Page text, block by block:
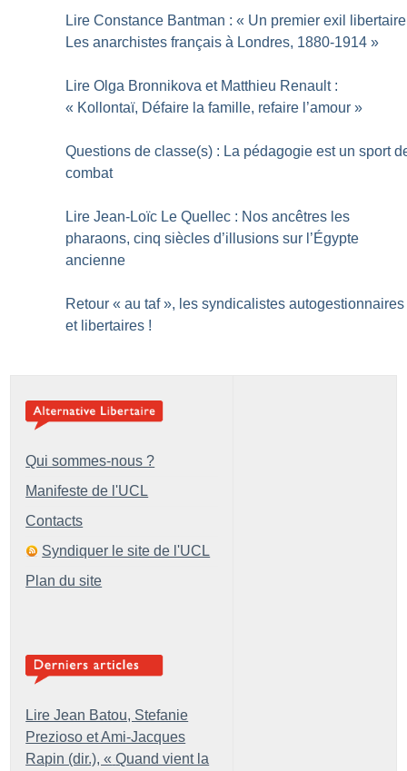
Lire Constance Bantman : « Un premier exil
Les anarchistes français à Londres, 1880-1914 »
Lire Olga Bronnikova et Matthieu Renault :
« Kollontaï, Défaire la famille, refaire l’amour »
Questions de classe(s) : La pédagogie est un sport
combat
Lire Jean-Loïc Le Quellec : Nos ancêtres les
pharaons, cinq siècles d’illusions sur l’Égypte
ancienne
Retour « au taf », les syndicalistes autogestionnaires
et libertaires !
Qui sommes-nous ?
Manifeste de l'UCL
Contacts
Syndiquer le site de l'UCL
Plan du site
Lire Jean Batou, Stefanie
Prezioso et Ami-Jacques
Rapin (dir.), « Quand vient la